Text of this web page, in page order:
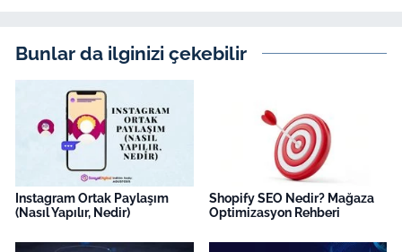
Bunlar da ilginizi çekebilir
Instagram Ortak Paylaşım
(Nasıl Yapılır, Nedir)
Shopify SEO Nedir? Mağaza
Optimizasyon Rehberi